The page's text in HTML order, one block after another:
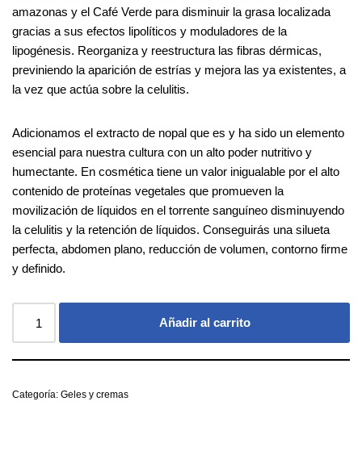
amazonas y el Café Verde para disminuir la grasa localizada
gracias a sus efectos lipolíticos y moduladores de la
lipogénesis. Reorganiza y reestructura las fibras dérmicas,
previniendo la aparición de estrías y mejora las ya existentes, a
la vez que actúa sobre la celulitis.
Adicionamos el extracto de nopal que es y ha sido un elemento
esencial para nuestra cultura con un alto poder nutritivo y
humectante. En cosmética tiene un valor inigualable por el alto
contenido de proteínas vegetales que promueven la
movilización de líquidos en el torrente sanguíneo disminuyendo
la celulitis y la retención de líquidos. Conseguirás una silueta
perfecta, abdomen plano, reducción de volumen, contorno firme
y definido.
Añadir al carrito
Categoría: Geles y cremas